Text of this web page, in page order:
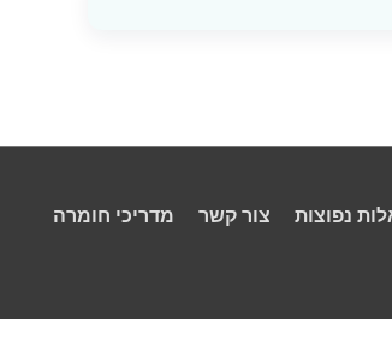
נפוצות צור קשר
מדריכי חומרה